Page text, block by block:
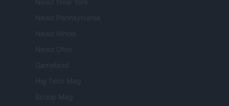
Newz New York
Newz Pennsylvania
Newz Illinois
Newz Ohio
Gameland
Hig Tech Mag
Scoop Mag